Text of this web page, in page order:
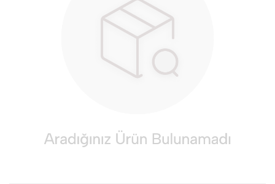
Elektrikli Aksamlar
Elektrikli Süpürge
Fan
Klima